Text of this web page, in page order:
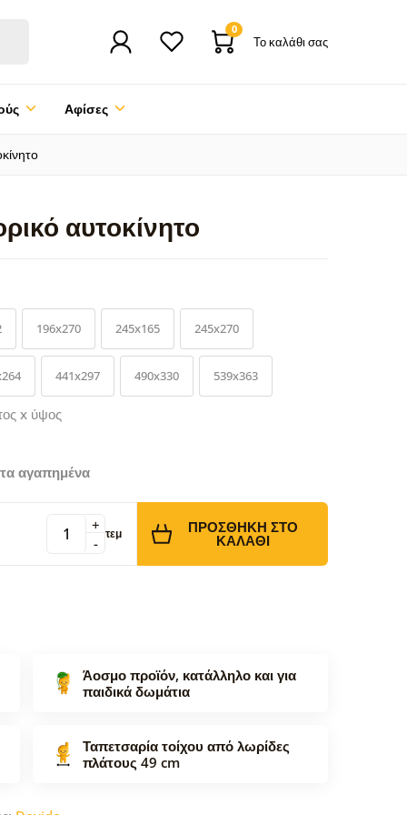
0
Το καλάθι σας
Αφίσες
αυτοκίνητο
196x270 245x165 245x270
441x297 490x330 539x363
x ύψος
αγαπημένα
-
+ τεμ ΠΡΟΣΘΉΚΗ ΣΤΟ
ΚΑΛΆΘΙ
Άοσμο προϊόν, κατάλληλο και για
παιδικά δωμάτια
Ταπετσαρία τοίχου από λωρίδες
πλάτους 49 cm